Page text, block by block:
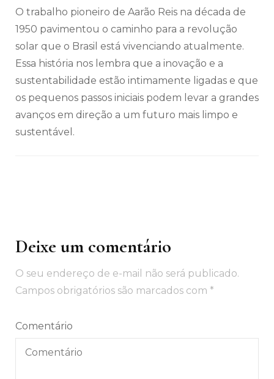
O trabalho pioneiro de Aarão Reis na década de
1950 pavimentou o caminho para a revolução
solar que o Brasil está vivenciando atualmente.
Essa história nos lembra que a inovação e a
sustentabilidade estão intimamente ligadas e que
os pequenos passos iniciais podem levar a grandes
avanços em direção a um futuro mais limpo e
sustentável.
Navegação
post
Deixe um comentário
O seu endereço de e-mail não será publicado.
Campos obrigatórios são marcados com *
Comentário